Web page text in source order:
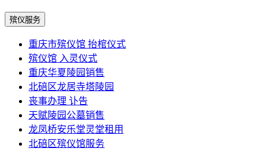
殡仪服务
重庆市殡仪馆 抬棺仪式
殡仪馆 入灵仪式
重庆华夏陵园销售
北碚区龙居寺塔陵园
丧事办理 讣告
天赋陵园公墓销售
龙凤桥安乐堂灵堂租用
北碚区殡仪馆服务